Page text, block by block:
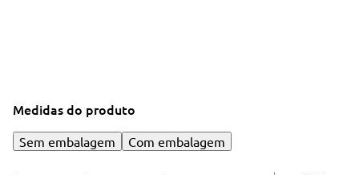
Medidas do produto
Sem embalagem Com embalagem